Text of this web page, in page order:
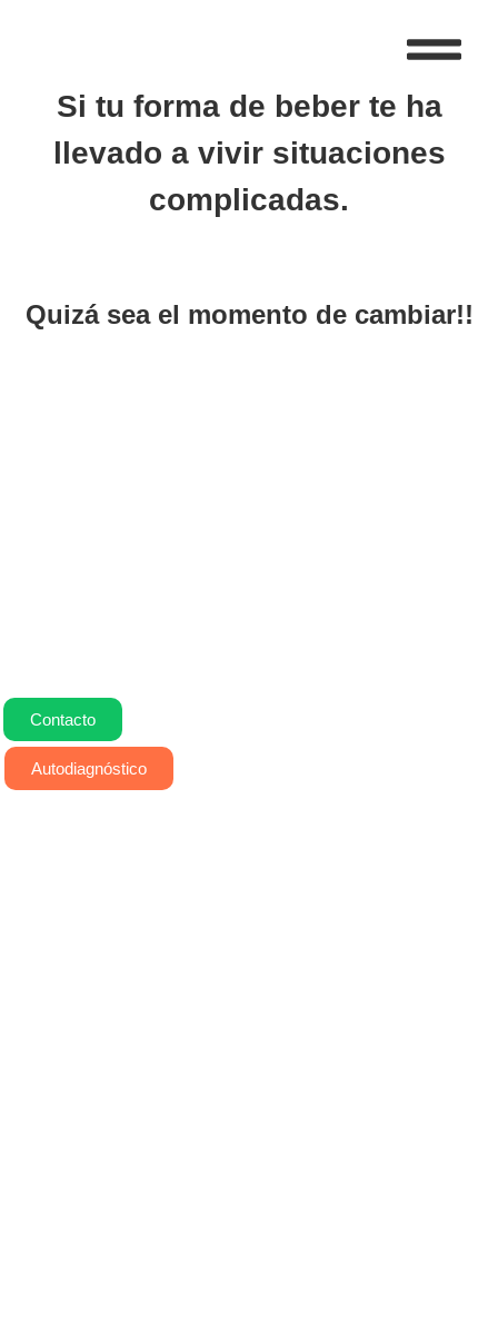
Si tu forma de beber te ha
llevado a vivir situaciones
complicadas.
Quizá sea el momento de cambiar!!
Contacto
Autodiagnóstico